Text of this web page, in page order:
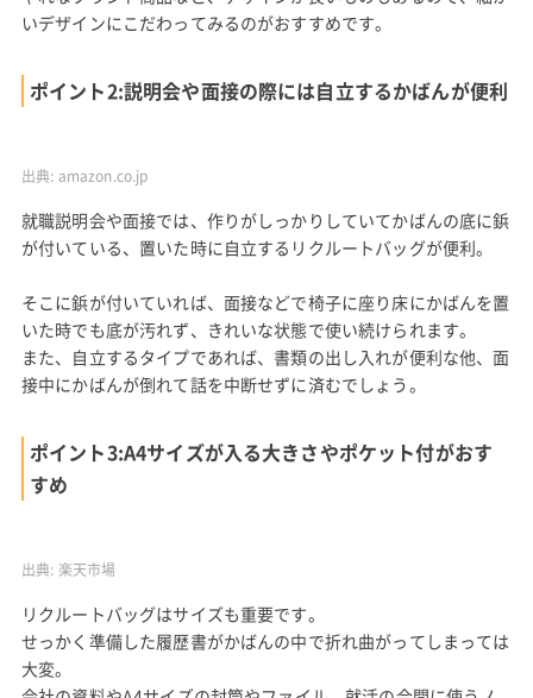
いデザインにこだわってみるのがおすすめです。
ポイント2:説明会や面接の際には自立するかばんが便利
出典: amazon.co.jp
就職説明会や面接では、作りがしっかりしていてかばんの底に鋲
が付いている、置いた時に自立するリクルートバッグが便利。
そこに鋲が付いていれば、面接などで椅子に座り床にかばんを置
いた時でも底が汚れず、きれいな状態で使い続けられます。
また、自立するタイプであれば、書類の出し入れが便利な他、面
接中にかばんが倒れて話を中断せずに済むでしょう。
ポイント3:A4サイズが入る大きさやポケット付がおす
すめ
出典: 楽天市場
リクルートバッグはサイズも重要です。
せっかく準備した履歴書がかばんの中で折れ曲がってしまっては
大変。